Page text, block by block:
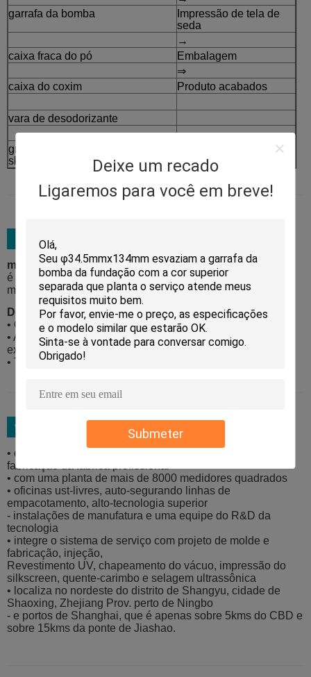
Deixe um recado
Ligaremos para você em breve!
Submeter
garrafa da bomba
Impressão de tela de
seda
→
caixa fraca do pó
Embalagem
⇒
caixa do coxim
Produto acabados
vara de desodorizante
grupo de empacotamento do
skincare
material de embalagem:
é amarrado cinco caixas da exportação da camada com
materiais da espuma e serviço extra da pálete disponível
Detalhes do transporte:
• O porto de Shanghai e o porto de Ningbo são sugeridos
• A CORRENTE DE RELÓGIO, CFR e o CIF são até a
exigência de clientes
• T/T e o LC estão ambos disponíveis
• empacotamento cosmético plástico de alta qualidade de
fabricação da fábrica profissional
• com uma planta de mais de 8000 medidores quadrados
• oficinas ust-livres, auto-segurando linhas de
empacotamento, alto-tecnologia superior
- instalações de manufatura e uma equipe do R&D da
tecnologia
• integre o sistema de serviço com projeto de molde e
fabricação, injeção,
Revestimento UV, chapeamento do vácuo, impressão do
silkscreen, quente-carimbo e selagem ultrassônica
• localiza no nordeste do distrito de Shangyu, cidade de
Shaoxing, Zhejiang Prov. perto de Ningbo
- e portos de Shanghai, que é apenas sobre 5kms do CBD e
sobre 15kms da ponte de Jiashao.